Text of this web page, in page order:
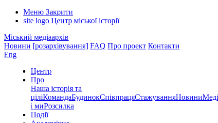
Меню Закрити
site logo Центр міської історії
Міський медіаархів
Новини [розархівування] FAQ Про проект Контакти
Eng
Центр
Про
Наша історія та
ціліКомандаБудинокСпівпрацяСтажуванняНовини
і миРозсилка
Події